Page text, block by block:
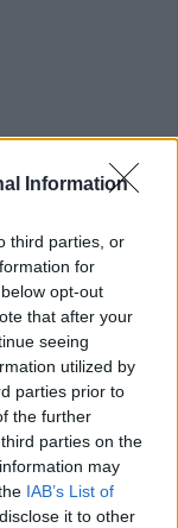
Information
third parties, or
for
opt-out
that after your
seeing
utilized by
parties prior to
the further
parties on the
may
IAB’s List of
it to other
Newsκαι
Instagram